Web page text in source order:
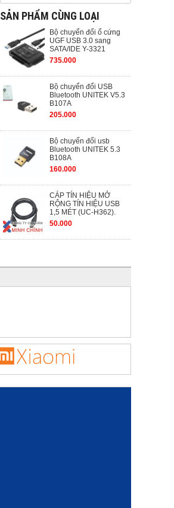
SẢN PHẨM CÙNG LOẠI
Bộ chuyển đổi ổ cứng
UGF USB 3.0 sang
SATA/IDE Y-3321
735.000
Bộ chuyển đổi USB
Bluetooth UNITEK V5.3
B107A
205.000
Bộ chuyển đổi usb
Bluetooth UNITEK 5.3
B108A
160.000
CÁP TÍN HIỆU MỞ
RỘNG TÍN HIỆU USB
1,5 MÉT (UC-H362).
50.000